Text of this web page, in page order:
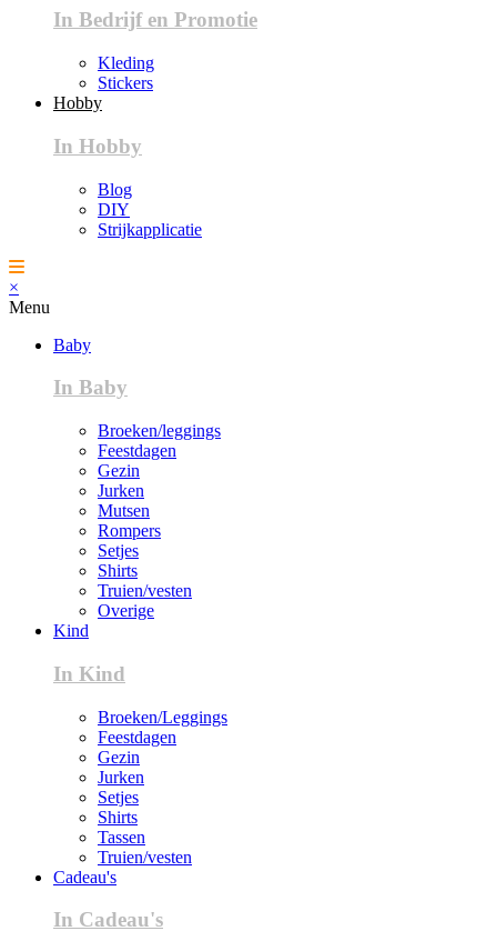
In Bedrijf en Promotie
Kleding
Stickers
Hobby
In Hobby
Blog
DIY
Strijkapplicatie
×
Menu
Baby
In Baby
Broeken/leggings
Feestdagen
Gezin
Jurken
Mutsen
Rompers
Setjes
Shirts
Truien/vesten
Overige
Kind
In Kind
Broeken/Leggings
Feestdagen
Gezin
Jurken
Setjes
Shirts
Tassen
Truien/vesten
Cadeau's
In Cadeau's